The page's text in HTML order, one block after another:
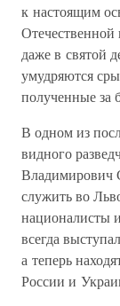
к настоящим
даже в святой
умудряются
полученные за
В одном из
видного
Владимирович
служить во
националисты
всегда
а теперь
России и